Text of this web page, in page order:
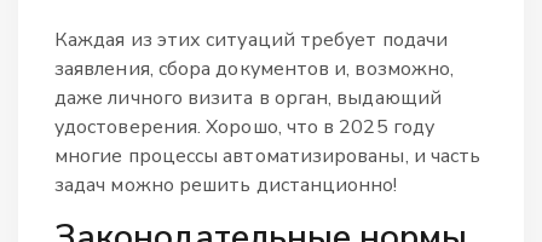
Каждая из этих ситуаций требует подачи
заявления, сбора документов и, возможно,
даже личного визита в орган, выдающий
удостоверения. Хорошо, что в 2025 году
многие процессы автоматизированы, и часть
задач можно решить дистанционно!